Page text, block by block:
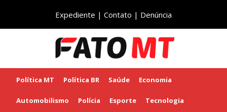
Expediente | Contato | Denúncia
Política MT Política BR Saúde Economia
Automobilismo Polícia Esporte Tecnologia